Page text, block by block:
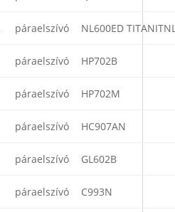
páraelszívó NL600ED
páraelszívó HP702B
páraelszívó HP702M
páraelszívó HC907AN
páraelszívó GL602B
páraelszívó C993N